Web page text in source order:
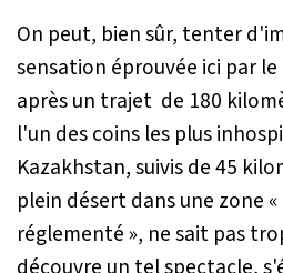
On peut, bien sûr, tenter
sensation éprouvée ici par
après un trajet de 180
l'un des coins les plus
Kazakhstan, suivis de 45
plein désert dans une zone
réglementé », ne sait pas